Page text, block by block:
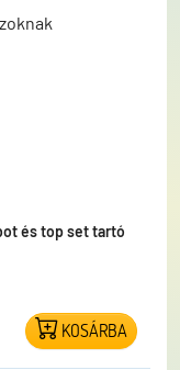
és top set tartó
KOSÁRBA